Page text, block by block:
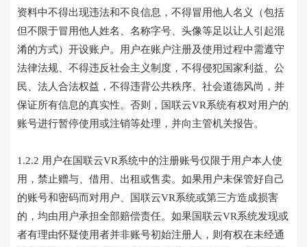
资料中不得出现违法和不良信息，不得冒用他人名义（包括
但不限于冒用他人姓名、名称字号、头像等足以让人引起混
淆的方式）开设账户。用户在账户注册及使用过程中需遵守
法律法规、不得违反社会主义制度，不得侵犯国家利益、公
民、法人合法权益，不得违背公共秩序、社会道德风尚，并
保证所有信息的真实性。否则，国联云VR系统有权对用户的
账号进行暂停使用或注销等处理，并向主管机关报告。
1.2.2 用户在国联云VR系统中的注册账号仅限于用户本人使
用，禁止赠与、借用、出租或售卖。如果用户未保管好自己
的账号和密码而对用户、国联云VR系统或第三方造成损害
的，均由用户承担全部赔偿责任。如果国联云VR系统发现或
者有理由怀疑使用者并非账号初始注册人，则有权在未经通